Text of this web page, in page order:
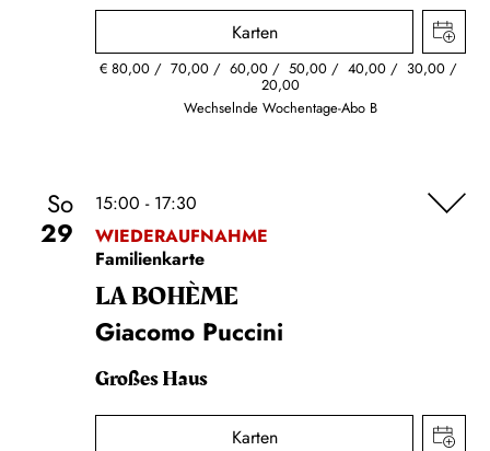
Karten
€80,00 70,00 60,00 50,00 40,00 30,00
20,00
Wechselnde Wochentage-Abo B
So
29
15:00 - 17:30
WIEDERAUFNAHME
Familienkarte
LA BOHÈME
Giacomo Puccini
Großes Haus
Karten